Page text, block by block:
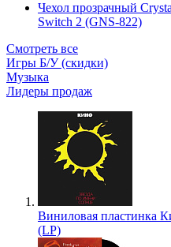
Чехол прозрачный
Switch 2 (GNS-822)
Смотреть все
Игры Б/У (скидки)
Музыка
Лидеры продаж
Виниловая пластинка
(LP)